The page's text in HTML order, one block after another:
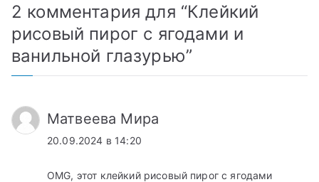
2 комментария для “Клейкий
рисовый пирог с ягодами и
ванильной глазурью”
Матвеева Мира
20.09.2024 в 14:20
OMG, этот клейкий рисовый пирог с ягодами